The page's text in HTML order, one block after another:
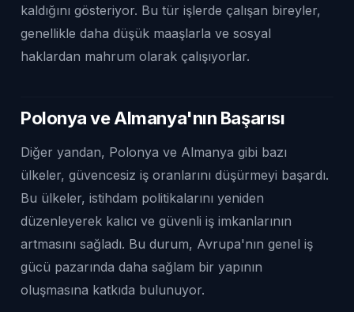
kaldığını gösteriyor. Bu tür işlerde çalışan bireyler,
genellikle daha düşük maaşlarla ve sosyal
haklardan mahrum olarak çalışıyorlar.
Polonya ve Almanya'nın Başarısı
Diğer yandan, Polonya ve Almanya gibi bazı
ülkeler, güvencesiz iş oranlarını düşürmeyi başardı.
Bu ülkeler, istihdam politikalarını yeniden
düzenleyerek kalıcı ve güvenli iş imkanlarının
artmasını sağladı. Bu durum, Avrupa'nın genel iş
gücü pazarında daha sağlam bir yapının
oluşmasına katkıda bulunuyor.